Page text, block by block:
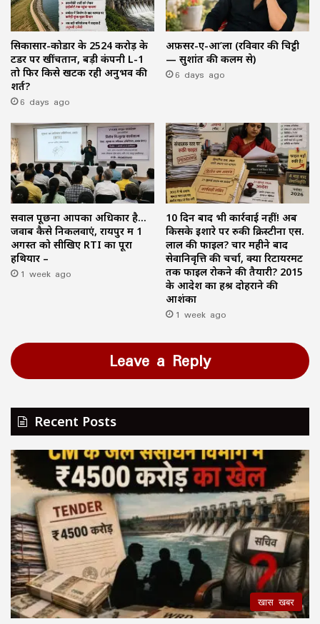
सिकासार-कोडार के ₹2524 करोड़ के
टेंडर पर खींचतान, बड़ी कंपनी L-1
तो फिर किसे खटक रही अनुभव की
शर्त?
6 days ago
अफ़सर-ए-आ’ला (रविवार की चिट्ठी
— सुशांत की कलम से)
6 days ago
सवाल पूछना आपका अधिकार है…
जवाब कैसे निकलवाएं, रायपुर में 1
अगस्त को सीखिए RTI का पूरा
हथियार –
1 week ago
10 दिन बाद भी कार्रवाई नहीं! अब
किसके इशारे पर रुकी क्रिस्टीना एस.
लाल की फाइल? चार महीने बाद
सेवानिवृत्ति की चर्चा, क्या रिटायरमेंट
तक फाइल रोकने की तैयारी? 2015
के आदेश का हश्र दोहराने की
आशंका
1 week ago
Leave a Reply
Recent Posts
खास खबर